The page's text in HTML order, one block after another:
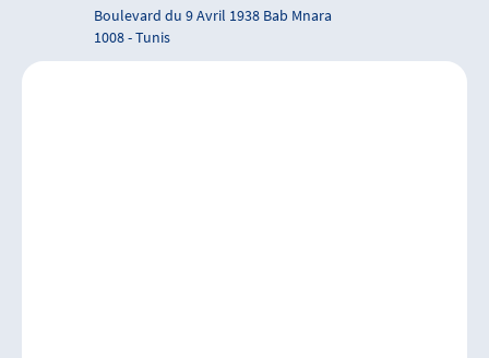
Boulevard du 9 Avril 1938 Bab Mnara
1008 - Tunis